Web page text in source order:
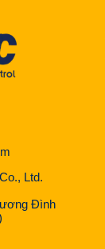
Ltd.
Đình